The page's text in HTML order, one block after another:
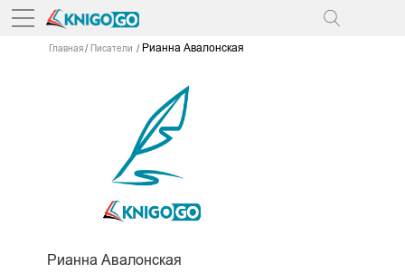
Главная Писатели Рианна Авалонская
Рианна Авалонская